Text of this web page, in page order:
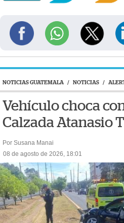
NOTICIAS GUATEMALA / NOTICIAS /
Vehículo choca
Calzada Atanasio
Por Susana Manai
08 de agosto de 2026, 18:01